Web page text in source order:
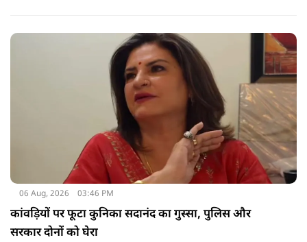
वसूली प्रक्रिया चल रही है.
06 Aug, 2026 03:46 PM
कांवड़ियों पर फूटा कुनिका सदानंद का गुस्सा, पुलिस और
सरकार दोनों को घेरा